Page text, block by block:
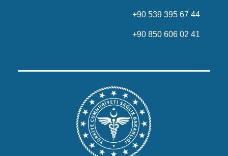
+90 539 395 67 44
+90 850 606 02 41